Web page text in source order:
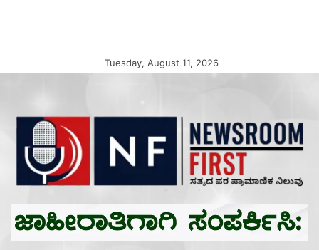
Tuesday, August 11, 2026
Newsroom First